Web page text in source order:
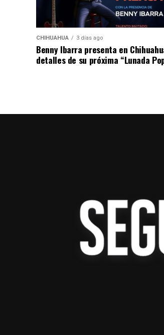
CHIHUAHUA 3 días ago
Benny Ibarra presenta en
detalles de su próxima “Lunada